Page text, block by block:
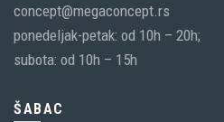
concept@megaconcept.rs
ponedeljak-petak: od 10h – 20h;
subota: od 10h – 15h
ŠABAC